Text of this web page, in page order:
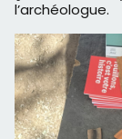
l’archéologue.